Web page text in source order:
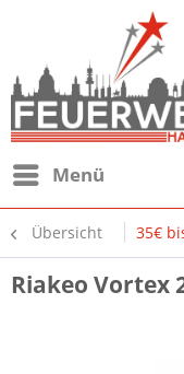
Menü
Übersicht 35€
Riakeo Vortex